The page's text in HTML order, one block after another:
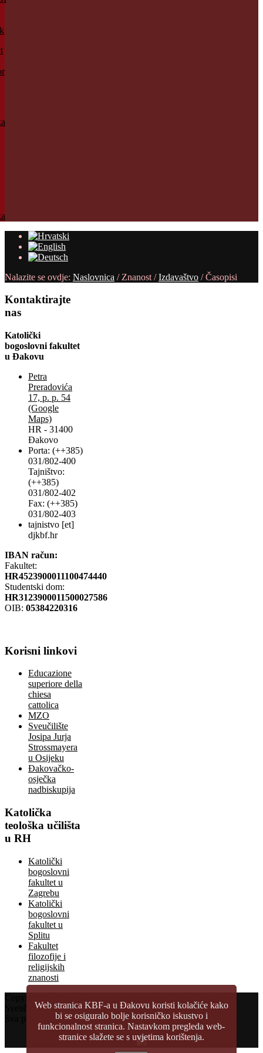
Nalazite se ovdje: Naslovnica / Znanost /Izdavaštvo /Časopisi
Kontaktirajte
nas
Katolički
bogoslovni fakultet
u Đakovu
Petra
Preradovića
17, p. p. 54
(Google
Maps)
HR - 31400
Đakovo
Porta: (++385)
031/802-400
Tajništvo:
(++385)
031/802-402
Fax: (++385)
031/802-403
tajnistvo [et]
djkbf.hr
IBAN račun:
Fakultet:
HR4523900011100474440
Studentski dom:
HR3123900011500027586
OIB: 05384220316
Korisni linkovi
Educazione
superiore della
chiesa
cattolica
MZO
Sveučilište
Josipa Jurja
Strossmayera
u Osijeku
Đakovačko-
osječka
nadbiskupija
Katolička
teološka učilišta
u RH
Katolički
bogoslovni
fakultet u
Zagrebu
Katolički
bogoslovni
fakultet u
Splitu
Fakultet
filozofije i
religijskih
znanosti
Sveučilište Josipa Jurja Strossmayera u Osijeku
Sva prava pridržana
Web stranica KBF-a u Đakovu koristi kolačiće kako
bi se osiguralo bolje korisničko iskustvo i
funkcionalnost stranica. Nastavkom pregleda web-
stranice slažete se s uvjetima korištenja.